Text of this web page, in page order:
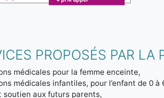
PROPOSÉS PAR LA
médicales pour la femme enceinte,
médicales infantiles, pour l’enfant de 0 à
soutien aux futurs parents,